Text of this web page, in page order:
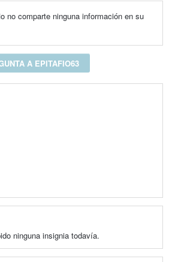
no comparte ninguna información en su
A EPITAFIO63
ninguna insignia todavía.